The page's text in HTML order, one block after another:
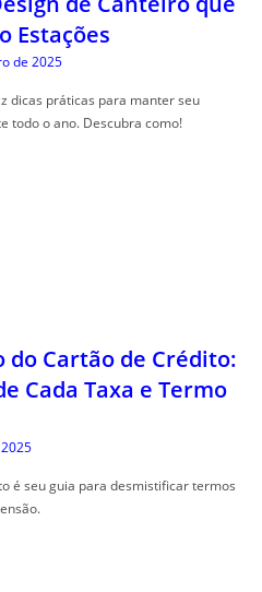
Estações
de 2025
dicas práticas para manter seu
todo o ano. Descubra como!
do Cartão de Crédito:
Cada Taxa e Termo
é seu guia para desmistificar termos